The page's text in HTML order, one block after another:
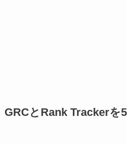
GRCとRank Trackerを